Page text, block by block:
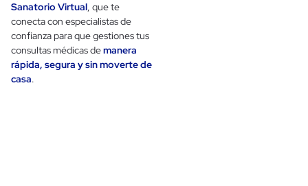
Sanatorio Virtual, que te
conecta con especialistas de
confianza para que gestiones tus
consultas médicas demanera
rápida, segura y sin moverte de
casa.